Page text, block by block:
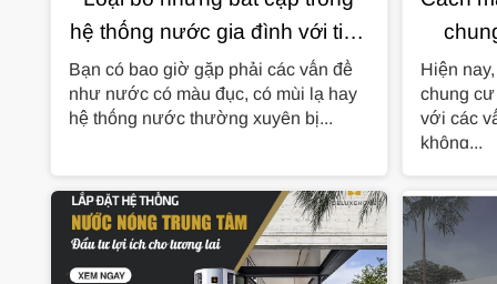
hệ thống nước gia đình với tiện
ích giải pháp nước trung tâm
Bạn có bao giờ gặp phải các vấn đề
như nước có màu đục, có mùi lạ hay
hệ thống nước thường xuyên bị...
Hiện
chung
với các
không...